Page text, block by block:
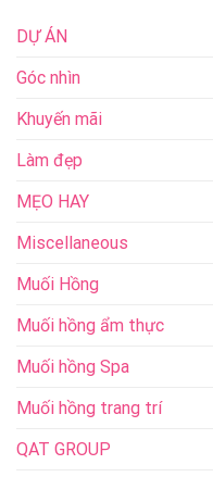
DỰ ÁN
Góc nhìn
Khuyến mãi
Làm đẹp
MẸO HAY
Miscellaneous
Muối Hồng
Muối hồng ẩm thực
Muối hồng Spa
Muối hồng trang trí
QAT GROUP